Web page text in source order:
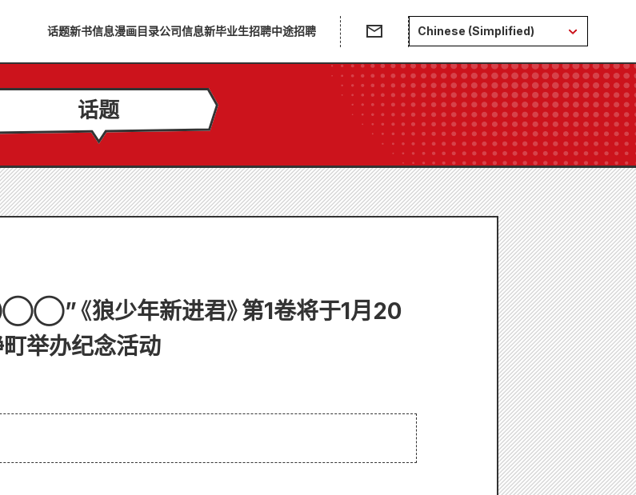
话题新书信息漫画目录公司信息新毕业生招聘中途招聘 Chinese (Simplified)
话题
《狼少年新进君》第1卷将于1月20
举办纪念活动